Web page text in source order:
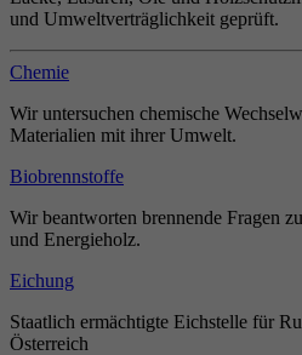
und Umweltverträglichkeit geprüft.
Chemie
Wir untersuchen chemische
Materialien mit ihrer Umwelt.
Biobrennstoffe
Wir beantworten brennende Fragen
und Energieholz.
Eichung
Staatlich ermächtigte Eichstelle für
Österreich